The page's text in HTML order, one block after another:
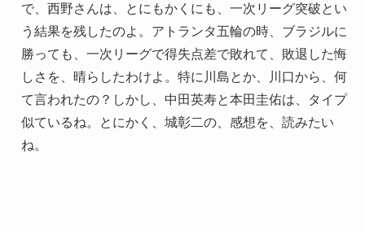
で、西野さんは、とにもかくにも、一次リーグ突破とい
う結果を残したのよ。アトランタ五輪の時、ブラジルに
勝っても、一次リーグで得失点差で敗れて、敗退した悔
しさを、晴らしたわけよ。特に川島とか、川口から、何
て言われたの？しかし、中田英寿と本田圭佑は、タイプ
似ているね。とにかく、城彰二の、感想を、読みたい
ね。